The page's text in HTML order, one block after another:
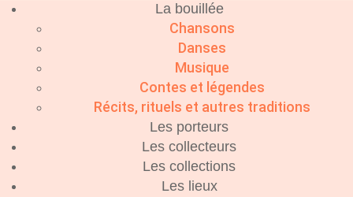
La bouillée
Chansons
Danses
Musique
Contes et légendes
Récits, rituels et autres traditions
Les porteurs
Les collecteurs
Les collections
Les lieux